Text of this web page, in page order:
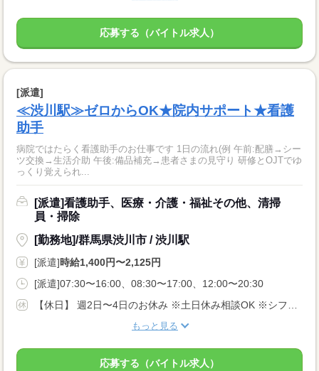
応募する（バイトル求人）
[派遣]
≪渋川駅≫ゼロからOK★院内サポート★看護
助手
病院ではたらく看護助手のお仕事です 1日の流れ(例 午前:配膳→シー
ツ交換→生活介助 午後:備品補充→患者さまの見守り 研修とOJTでゆ
っくり覚えられ...
[派遣]看護助手、医療・介護・福祉その他、清掃
員・掃除
[勤務地]/群馬県渋川市 / 渋川駅
[派遣]時給1,400円〜2,125円
[派遣]07:30〜16:00、08:30〜17:00、12:00〜20:30
もっと見る
応募する（バイトル求人）